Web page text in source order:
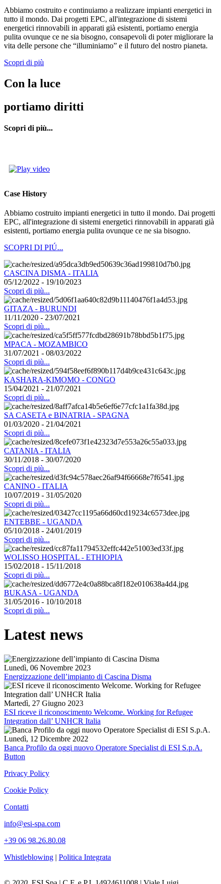
Abbiamo costruito e continuiamo a realizzare impianti energetici in
tutto il mondo. Dai progetti EPC, all'integrazione di sistemi
energetici rinnovabili in apparati già esistenti, portiamo energia
pulita ovunque ce ne sia bisogno, consapevoli di poter migliorare la
vita delle persone che “illuminiamo” e il futuro del nostro pianeta.
Scopri di più
Con la luce
portiamo diritti
Scopri di più...
Case History
Abbiamo costruito impianti energetici in tutto il mondo. Dai progetti
EPC, all'integrazione di sistemi energetici rinnovabili in apparati già
esistenti, portiamo energia pulita ovunque ce ne sia bisogno.
SCOPRI DI PIÚ...
CASCINA DISMA - ITALIA
05/12/2022 - 19/10/2023
Scopri di più...
GITAZA - BURUNDI
11/11/2020 - 23/07/2021
Scopri di più...
MPACA - MOZAMBICO
31/07/2021 - 08/03/2022
Scopri di più...
KASHARA-KIMOMO - CONGO
15/04/2021 - 21/07/2021
Scopri di più...
SA CASETA e BINATRIA - SPAGNA
01/03/2020 - 21/04/2021
Scopri di più...
CATANIA - ITALIA
30/11/2018 - 30/07/2020
Scopri di più...
CANINO - ITALIA
10/07/2019 - 31/05/2020
Scopri di più...
ENTEBBE - UGANDA
05/10/2018 - 24/01/2019
Scopri di più...
WOLISSO HOSPITAL - ETHIOPIA
15/02/2018 - 15/11/2018
Scopri di più...
BUKASA - UGANDA
31/05/2016 - 10/10/2018
Scopri di più...
Latest news
Lunedì, 06 Novembre 2023
Energizzazione dell’impianto di Cascina Disma
Martedì, 27 Giugno 2023
ESI riceve il riconoscimento Welcome. Working for Refugee
Integration dall’ UNHCR Italia
Lunedì, 12 Dicembre 2022
Banca Profilo da oggi nuovo Operatore Specialist di ESI S.p.A.
Button
Privacy Policy
Cookie Policy
Contatti
info@esi-spa.com
+39 06 98.26.80.08
Whistleblowing | Politica Integrata